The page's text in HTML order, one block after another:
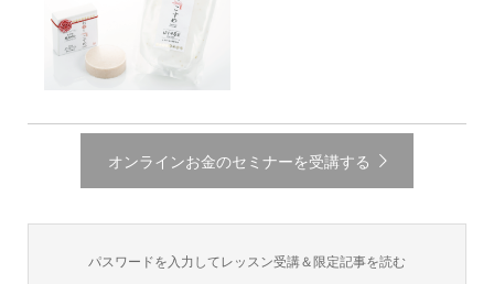
オンラインお金のセミナーを受講する
パスワードを入力してレッスン受講＆限定記事を読む